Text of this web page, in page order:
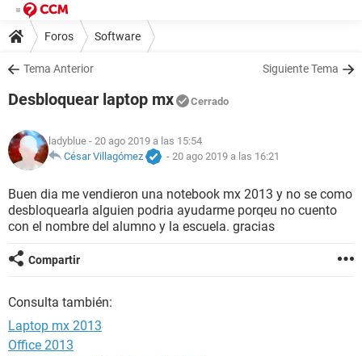
Foros Software
Tema Anterior Siguiente Tema
Desbloquear laptop mx Cerrado
ladyblue - 20 ago 2019 a las 15:54
César Villagómez
- 20 ago 2019 a las 16:21
Buen dia me vendieron una notebook mx 2013 y no se como
desbloquearla alguien podria ayudarme porqeu no cuento
con el nombre del alumno y la escuela. gracias
Compartir
Consulta también:
Laptop mx 2013
Office 2013